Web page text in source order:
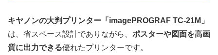
キヤノンの大判プリンター 「imagePROGRAF TC-21M」
は、省スペース設計でありながら、 ポスターや図面を高画
質に出力できる優れたプリンターです。